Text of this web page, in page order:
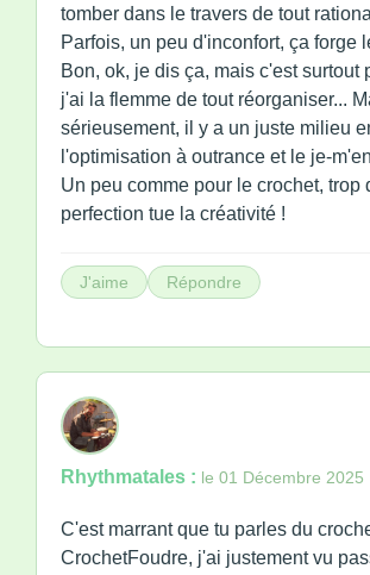
tomber dans le travers de tout
Parfois, un peu d'inconfort, ça forge
Bon, ok, je dis ça, mais c'est surtout
j'ai la flemme de tout réorganiser...
sérieusement, il y a un juste milieu
l'optimisation à outrance et le je-
Un peu comme pour le crochet, trop
perfection tue la créativité !
J'aime Répondre
Rhythmatales : le 01 Décembre 2025
C'est marrant que tu parles du
CrochetFoudre, j'ai justement vu